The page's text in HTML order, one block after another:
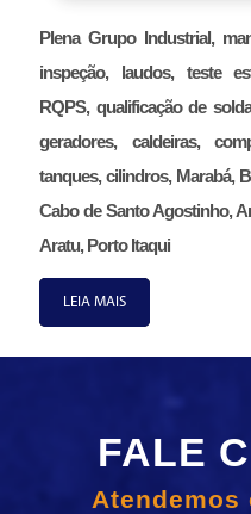
Plena Grupo Industrial,
inspeção, laudos, teste
RQPS, qualificação de
geradores, caldeiras,
tanques, cilindros, Marabá,
Cabo de Santo Agostinho,
Aratu, Porto Itaqui
LEIA MAIS
FALE
Atendemos